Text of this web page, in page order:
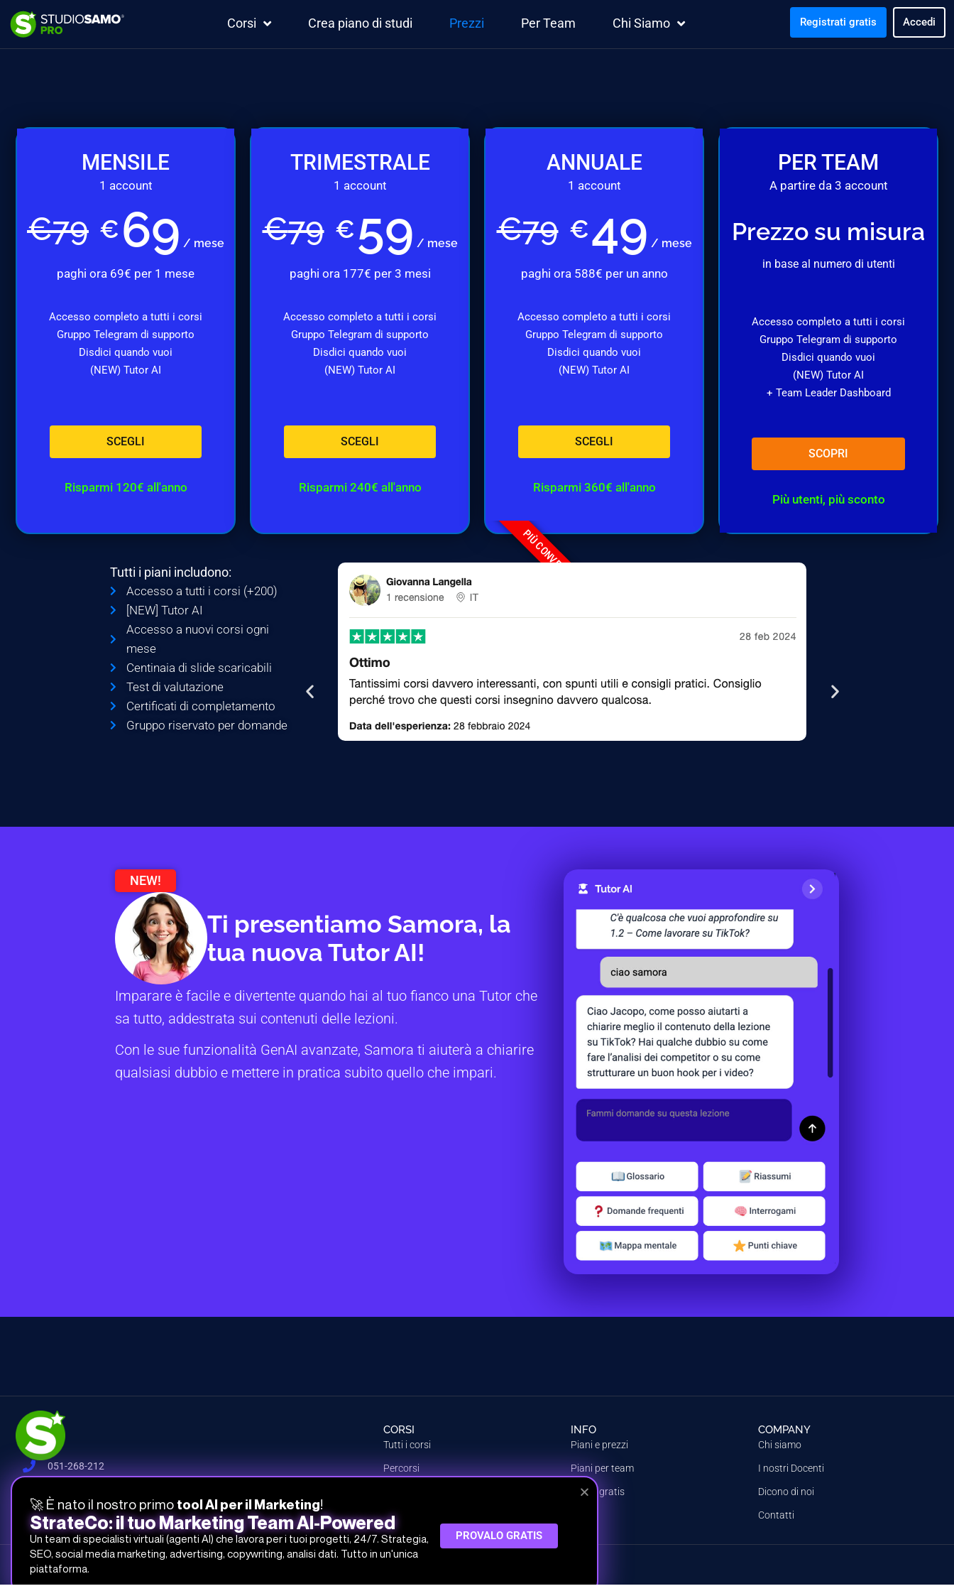
Corsi Crea piano di studi Prezzi Per Team Chi Siamo Registrati gratis Accedi
MENSILE
1 account
€79 €69 / mese
paghi ora 69€ per 1 mese
Accesso completo a tutti i corsi
Gruppo Telegram di supporto
Disdici quando vuoi
(NEW) Tutor AI
SCEGLI
Risparmi 120€ all'anno
TRIMESTRALE
1 account
€79 €59 / mese
paghi ora 177€ per 3 mesi
Accesso completo a tutti i corsi
Gruppo Telegram di supporto
Disdici quando vuoi
(NEW) Tutor AI
SCEGLI
Risparmi 240€ all'anno
ANNUALE
1 account
€79 €49 / mese
paghi ora 588€ per un anno
Accesso completo a tutti i corsi
Gruppo Telegram di supporto
Disdici quando vuoi
(NEW) Tutor AI
SCEGLI
Risparmi 360€ all'anno
PIÙ CONVENIENTE
PER TEAM
A partire da 3 account
Prezzo su misura
in base al numero di utenti
Accesso completo a tutti i corsi
Gruppo Telegram di supporto
Disdici quando vuoi
(NEW) Tutor AI
+ Team Leader Dashboard
SCOPRI
Più utenti, più sconto
Tutti i piani includono:
Accesso a tutti i corsi (+200)
[NEW] Tutor AI
Accesso a nuovi corsi ogni
mese
Centinaia di slide scaricabili
Test di valutazione
Certificati di completamento
Gruppo riservato per domande
NEW!
Ti presentiamo Samora, la
tua nuova Tutor AI!
Imparare è facile e divertente quando hai al tuo fianco una Tutor che
sa tutto, addestrata sui contenuti delle lezioni.
Con le sue funzionalità GenAI avanzate, Samora ti aiuterà a chiarire
qualsiasi dubbio e mettere in pratica subito quello che impari.
051-268-212
Via del Fonditore 12, 40138 Bologna
CORSI
Tutti i corsi
Percorsi
Crea il tuo piano
INFO
Piani e prezzi
Piani per team
Prova gratis
COMPANY
Chi siamo
I nostri Docenti
Dicono di noi
Contatti
Studio Samo Pro® è un marchio registrato di CENTRO STUDI SAMO SRL
REA-CCIAA BO 504674 – P.IVA e C.F.: 03259561201 – Capitale Sociale 30.000,00 € i.v.
🚀 È nato il nostro primo tool AI per il Marketing!
StrateCo: il tuo Marketing Team AI-Powered
Un team di specialisti virtuali (agenti AI) che lavora per i tuoi progetti, 24/7. Strategia,
SEO, social media marketing, advertising, copywriting, analisi dati. Tutto in un'unica
piattaforma.
PROVALO GRATIS